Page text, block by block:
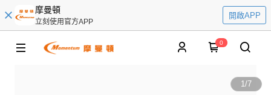
摩曼頓
立刻使用官方APP
開啟APP
0
1/7